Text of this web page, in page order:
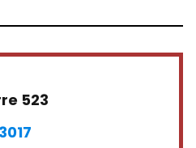
523